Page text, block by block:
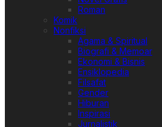
Roman
Komik
Nonfiksi
Agama & Spiritual
Biografi & Memoar
Ekonomi & Bisnis
Ensiklopedia
Filsafat
Gender
Hiburan
Inspirasi
Jurnalistik